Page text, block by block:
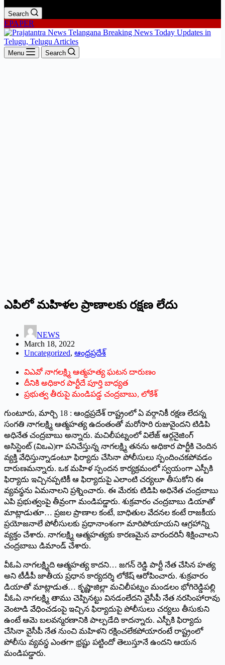
Search
EPAPER
Menu Search
ఎపిలో మహిళల ప్రాణాలకు రక్షణ లేదు
NEWS
March 18, 2022
Uncategorized, ఆంధ్రప్రదేశ్
విఎవో నాగలక్ష్మి ఆత్మహత్య ఘటన దారుణం
దీనికి అధికార పార్టీదే పూర్తి బాధ్యత
ప్రభుత్వ తీరుపై మండిపడ్డ చంద్రబాబు, లోకేశ్‌
‌గుంటూరు, మార్చి 18 : ఆంధ్రప్రదేశ్‌ ‌రాష్ట్రంలో ఏ వర్గానికీ రక్షణ లేదన్న
సంగతి నాగలక్ష్మి ఆత్మహత్య ఉదంతంతో మరోసారి రుజువైందని టిడిపి
అధినేత చంద్రబాబు అన్నారు. మచిలీపట్నంలో విలేజ్‌ ఆర్గనైజింగ్‌
అసిస్టెంట్‌ (‌విఒఎ)గా పనిచేస్తున్న నాగలక్ష్మి తనను అధికార పార్టీకి చెందిన
వ్యక్తి వేధిస్తున్నాడంటూ ఫిర్యాదు చేసినా పోలీసులు స్పందించకపోవడం
దారుణమన్నారు. ఒక మహిళ స్పందన కార్యక్రమంలో స్వయంగా ఎస్పీకి
ఫిర్యాదు ఇచ్చినప్పటికీ ఆ ఫిర్యాదుపై ఎలాంటి చర్యలూ తీసుకోని ఈ
వ్యవస్థను ఏమనాలని ప్రశ్నించారు. ఈ మేరకు టిడిపి అధినేత చంద్రబాబు
ఎపి ప్రభుత్వంపై తీవ్రంగా మండిపడ్డారు. శుక్రవారం చంద్రబాబు డియాతో
మాట్లాడుతూ… ప్రజల ప్రాణాల కంటే, బాధితుల వేదనల కంటే రాజకీయ
ప్రయోజనాలే పోలీసులకు ప్రధానాంశంగా మారిపోయాయని ఆగ్రహాన్ని
వ్యక్తం చేశారు. నాగలక్ష్మి ఆత్మహత్యకు కారణమైన వారందరినీ శిక్షించాలని
చంద్రబాబు డిమాండ్‌ ‌చేశారు.
వీఓఏ నాగలక్ష్మిది ఆత్మహత్య కాదని… జగన్‌ ‌రెడ్డి పార్టీ నేత చేసిన హత్య
అని టీడీపీ జాతీయ ప్రధాన కార్యదర్శి లోకేష్‌ ఆరోపించారు. శుక్రవారం
డియాతో మాట్లాడుత… కృష్ణాజిల్లా మచిలీపట్నం మండలం భోగిరెడ్డిపల్లి
వీఓఏ నాగలక్ష్మి తాము చెప్పినట్టు వినడంలేదని వైసీపీ నేత నరసింహారావు
వెంటాడి వేధించడంపై ఇచ్చిన ఫిర్యాదుపై పోలీసులు చర్యలు తీసుకుని
ఉంటే ఆమె బలవన్మరణానికి పాల్పడేది కాదన్నారు. ఎస్పీకి ఫిర్యాదు
చేసినా వైసీపీ నేత నుంచి మహిళని రక్షించలేకపోయారంటే రాష్ట్రంలో
పోలీసు వ్యవస్థ ఎంతగా భ్రష్టు పట్టిందో తెలుస్తూనే ఉందని ఆయన
మండిపడ్డారు.